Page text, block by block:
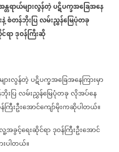
န္တရာယ်များလွန်တဲ့ပဋိပက္ခအခြေအနေ
စံတန်ဘိုးပြလမ်းညွှန်မြေပုံတခု
ရာဒုဝန်ကြီးဆို
ျားလွန်တဲ့ပဋိပက္ခအခြေအနေကြားမှာ
းပြလမ်းညွှန်မြေပုံတခုလိုအပ်နေ
ကြီးဦးအောင်ကျော်မိုးကဆိုပါတယ်။
အခွင့်ရေးဆိုင်ရာဒုဝန်ကြီးဦးအောင်
းပါတယ်။